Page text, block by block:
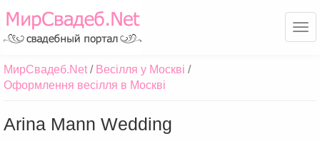
МирСвадеб.Net
Весілля у Москві
Оформлення весілля в Москві
Arina Mann Wedding